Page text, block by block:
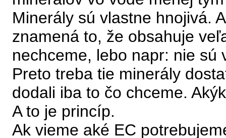
Minerály sú vlastne hnojivá.
znamená to, že obsahuje
nechceme, lebo napr: nie sú
Preto treba tie minerály
dodali iba to čo chceme.
A to je princíp.
Ak vieme aké EC